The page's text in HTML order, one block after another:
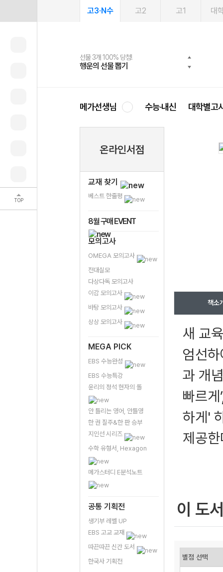
TOP
고3·N수 고2 고1 대
선물 3개 100% 당첨!
행운의 선물 뽑기
선물 100% 증정!
메가스터디 X 올리브
여름방학 스터디 캐시백
메가런 썸머스쿨
2027 러셀 단과
강사 공개선발
스마트러닝앱
설문 EVENT
메가패스
3일 무료 체험권
메가패스 수강생 무료혜택!
메가클럽 멤버십
사회공헌 캠페인
희망이룸 메가나눔
메가선생님 수능·내신 대학별고
온라인서점
교재 찾기
베스트 한줄평
8월 구매 EVENT
모의고사
OMEGA 모의고사
전대실모
다상다독 모의고사
이감 모의고사
바탕 모의고사
상상 모의고사
MEGA PICK
EBS 수능완성
EBS 수능특강
윤리의 정석 현자의 돌
안 틀리는 영어, 안틀영
한 권 질주&한 판 승부
지인선 시리즈
수학 유형서, Hexagon
메가스터디 E분석노트
공통 기획전
생기부 레벨 UP
EBS 고교 교재
따끈따끈 신간 도서
한국사 기획전
책소
새 교
엄선
과 개
빠르
하게'
제공
이 도